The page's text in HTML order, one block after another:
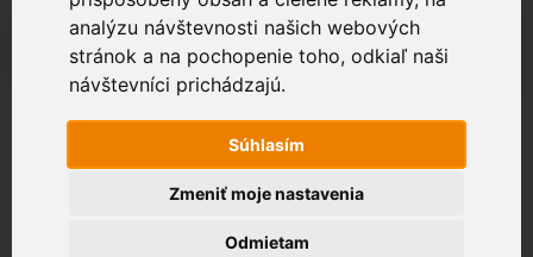
analýzu návštevnosti našich webových
stránok a na pochopenie toho, odkiaľ naši
návštevníci prichádzajú.
Súhlasím
Odmietam
Zmeniť moje nastavenia
Zákaznícky portál
napr. Drevená 574, Bratislava